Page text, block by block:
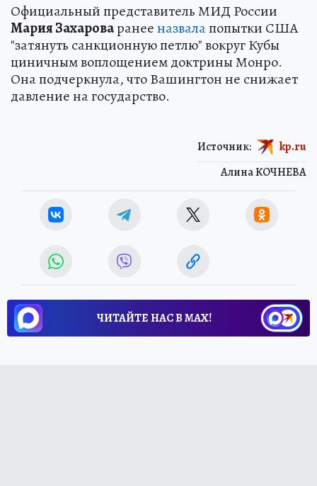
Официальный представитель МИД России
Мария Захароваранееназвалапопытки США
"затянуть санкционную петлю" вокруг Кубы
циничным воплощением доктрины Монро.
Она подчеркнула, что Вашингтон не снижает
давление на государство.
Алина КОЧНЕВА
Источник: kp.ru
ЧИТАЙТЕ НАС В МАХ!